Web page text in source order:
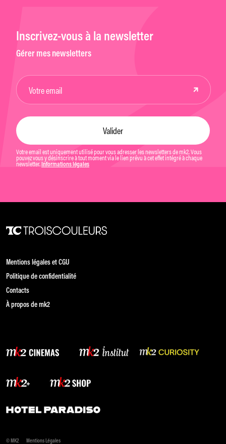
Inscrivez-vous à la newsletter
Gérer mes newsletters
Votre email est uniquement utilisé pour vous adresser les newsletters de mk2. Vous
pouvez vous y désinscrire à tout moment via le lien prévu à cet effet intégré à chaque
newsletter. Informations légales
Mentions légales et CGU
Politique de confidentialité
Contacts
À propos de mk2
© MK2 Mentions Légales